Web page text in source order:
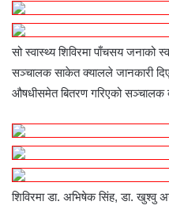
सो स्वास्थ्य शिविरमा पाँचसय जनाको
सञ्चालक साकेत क्यालले जानकारी दिए
औषधीसमेत बितरण गरिएको सञ्चालक
शिविरमा डा. अभिषेक सिंह, डा. खुश्वु